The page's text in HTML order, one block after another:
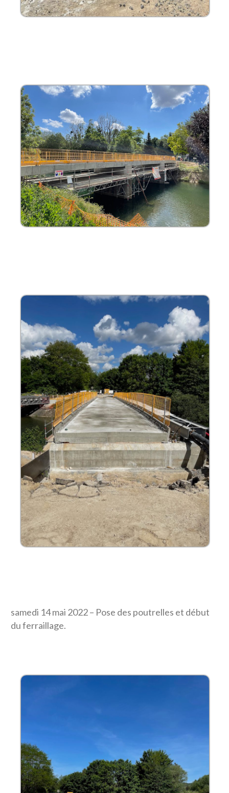
samedi 14 mai 2022 – Pose des poutrelles et début
du ferraillage.